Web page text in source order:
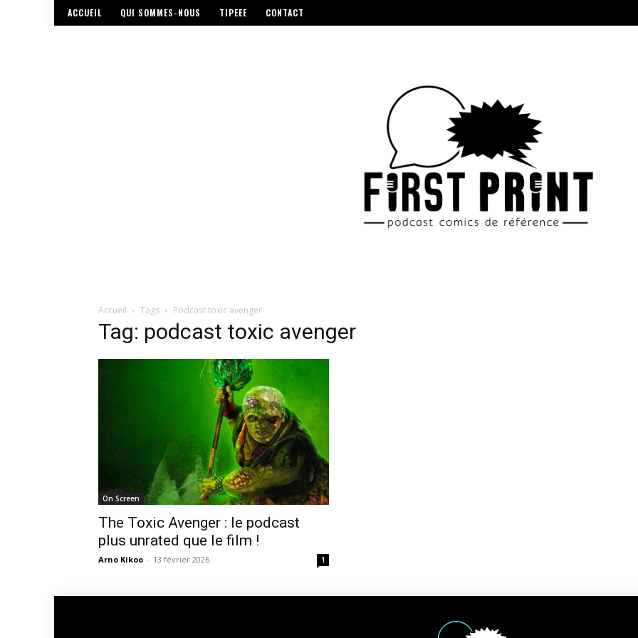
ACCUEIL QUI SOMMES-NOUS TIPEEE CONTACT
Accueil Tags Podcast toxic avenger
Tag: podcast toxic avenger
On Screen
The Toxic Avenger : le podcast
plus unrated que le film !
Arno Kikoo - 13 février 2026 1